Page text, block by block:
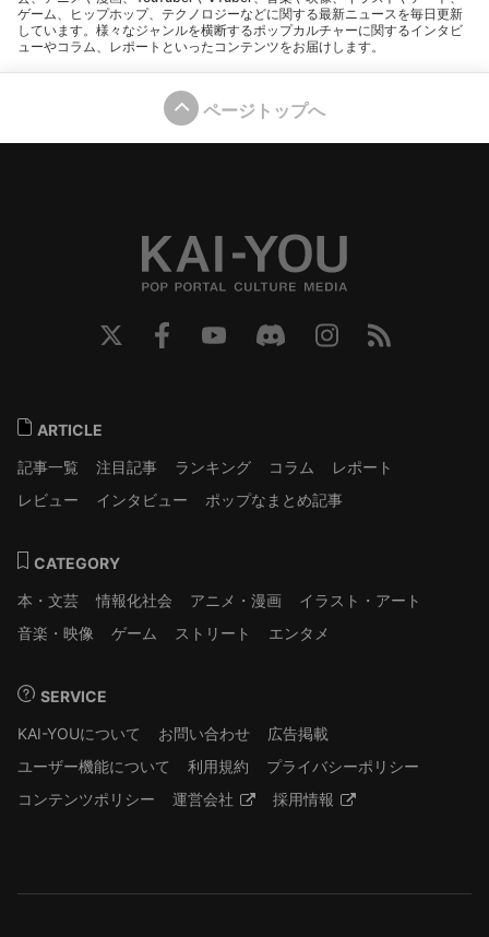
ゲーム、ヒップホップ、テクノロジーなどに関する最新ニュースを毎日更新
しています。様々なジャンルを横断するポップカルチャーに関するインタビ
ューやコラム、レポートといったコンテンツをお届けします。
ページトップへ
ARTICLE
記事一覧
注目記事 ランキング コラム
レポート
レビュー
インタビュー ポップなまとめ記事
CATEGORY
本・文芸
情報化社会 アニメ・漫画
イラスト・アート
音楽・映像
ゲーム ストリート エンタメ
SERVICE
KAI-YOUについて
お問い合わせ
広告掲載
ユーザー機能について
利用規約
プライバシーポリシー
コンテンツポリシー
運営会社 採用情報